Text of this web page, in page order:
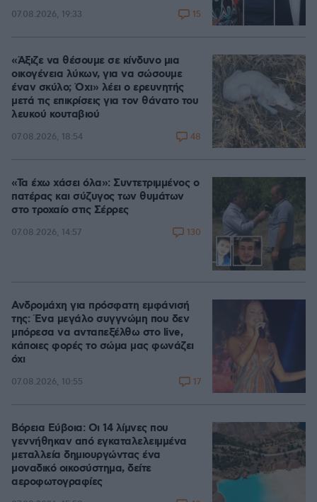
07.08.2026, 19:33 15
«Άξιζε να θέσουμε σε κίνδυνο μια
οικογένεια λύκων, για να σώσουμε
έναν σκύλο; Όχι» λέει ο ερευνητής
μετά τις επικρίσεις για τον θάνατο του
λευκού κουταβιού
07.08.2026, 18:54 48
«Τα έχω χάσει όλα»: Συντετριμμένος ο
πατέρας και σύζυγος των θυμάτων
στο τροχαίο στις Σέρρες
07.08.2026, 14:57 130
Ανδρομάχη για πρόσφατη εμφάνισή
της: Ένα μεγάλο συγγνώμη που δεν
μπόρεσα να ανταπεξέλθω στο live,
κάποιες φορές το σώμα μας φωνάζει
όχι
07.08.2026, 10:55 17
Βόρεια Εύβοια: Οι 14 λίμνες που
γεννήθηκαν από εγκαταλελειμμένα
μεταλλεία δημιουργώντας ένα
μοναδικό οικοσύστημα, δείτε
αεροφωτογραφίες